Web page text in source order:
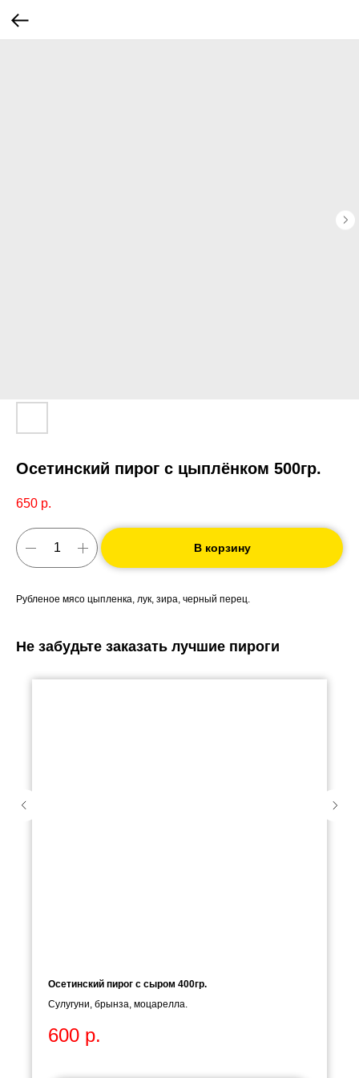
Осетинский пирог с цыплёнком 500гр.
650 р.
В корзину
Рубленое мясо цыпленка, лук, зира, черный перец.
Не забудьте заказать лучшие пироги
Осетинский пирог с сыром 400гр.
Сулугуни, брынза, моцарелла.
600 р.